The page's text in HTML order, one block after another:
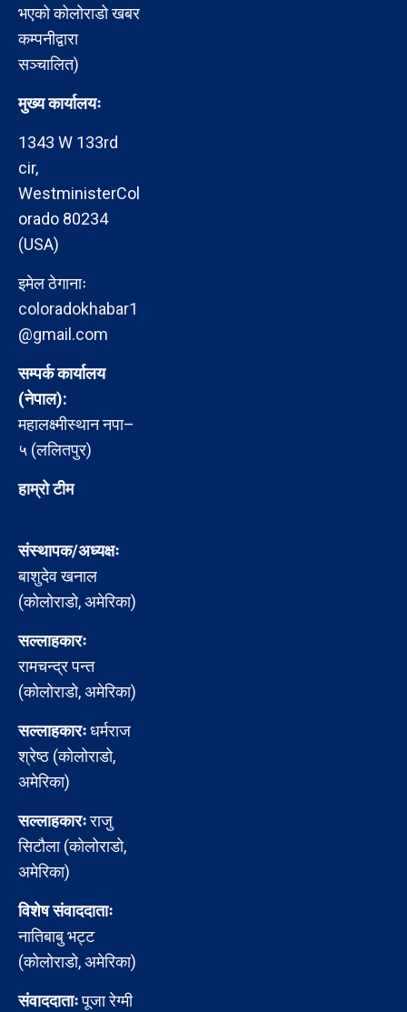
भएको कोलोराडो खबर
कम्पनीद्वारा
सञ्चालित)
मुख्य कार्यालयः
1343 W 133rd
cir,
WestministerCol
orado 80234
(USA)
इमेल ठेगानाः
coloradokhabar1
@gmail.com
सम्पर्क कार्यालय
(नेपाल):
महालक्ष्मीस्थान नपा–
५ (ललितपुर)
हाम्रो टीम
संस्थापक/अध्यक्षः
बाशुदेव खनाल
(कोलोराडो, अमेरिका)
सल्लाहकारः
रामचन्द्र पन्त
(कोलोराडो, अमेरिका)
सल्लाहकारःधर्मराज
श्रेष्ठ (कोलोराडो,
अमेरिका)
सल्लाहकारःराजु
सिटौला (कोलोराडो,
अमेरिका)
विशेष संवाददाताः
नातिबाबु भट्ट
(कोलोराडो, अमेरिका)
संवाददाताःपूजा रेग्मी